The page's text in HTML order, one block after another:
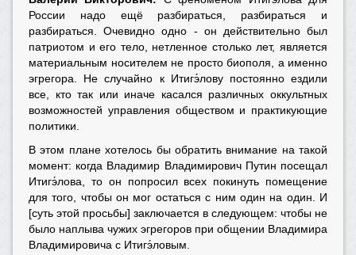
России надо ещё разбираться, разбираться и
разбираться. Очевидно одно - он действительно был
патриотом и его тело, нетленное столько лет, является
материальным носителем не просто биополя, а именно
эгрегора. Не случайно к Итигэ́лову постоянно ездили
все, кто так или иначе касался различных оккультных
возможностей управления обществом и практикующие
политики.
В этом плане хотелось бы обратить внимание на такой
момент: когда Владимир Владимирович Путин посещал
Итигэ́лова, то он попросил всех покинуть помещение
для того, чтобы он мог остаться с ним один на один. И
[суть этой просьбы] заключается в следующем: чтобы не
было наплыва чужих эгрегоров при общении Владимира
Владимировича с Итигэ́ловым.